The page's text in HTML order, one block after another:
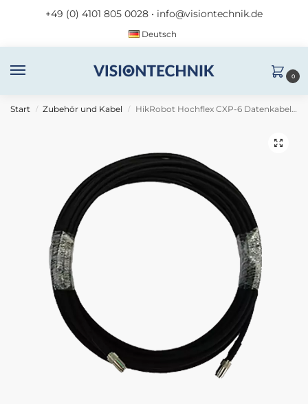
+49 (0) 4101 805 0028 • info@visiontechnik.de
Deutsch
0
Start / Zubehör und Kabel / HikRobot Hochflex CXP-6 Datenkabel (DIN–DIN), 3 m